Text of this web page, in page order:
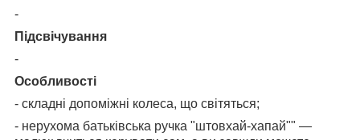
-
Підсвічування
-
Особливості
- складні допоміжні колеса, що світяться;
- нерухома батьківська ручка "штовхай-хапай"" —